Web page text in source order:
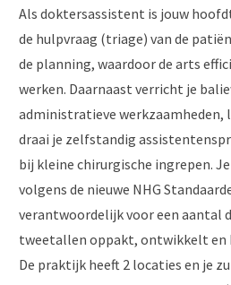
Als doktersassistent is jouw
de hulpvraag (triage) van de
de planning, waardoor de arts
werken. Daarnaast verricht je
administratieve
draai je zelfstandig
bij kleine chirurgische ingrepen.
volgens de nieuwe NHG
verantwoordelijk voor een aantal
tweetallen oppakt, ontwikkelt en
De praktijk heeft 2 locaties en je